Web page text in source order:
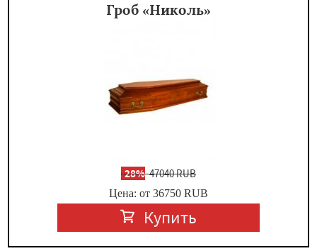
Гроб «Николь»
-28%47040 RUB
Цена: от 36750 RUB
Купить